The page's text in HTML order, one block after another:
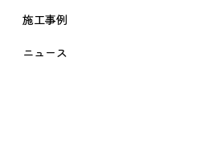
施工事例
ニュース